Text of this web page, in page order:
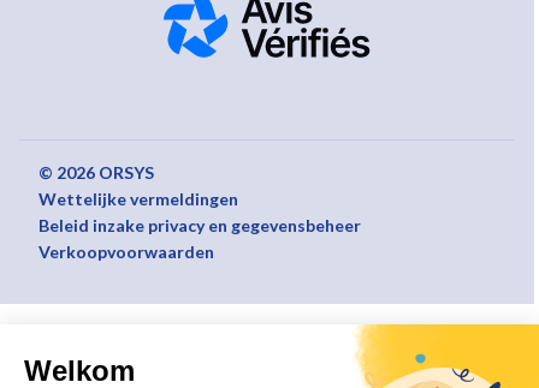
Welkom
© 2026 ORSYS
Wettelijke vermeldingen
Beleid inzake privacy en gegevensbeheer
Verkoopvoorwaarden